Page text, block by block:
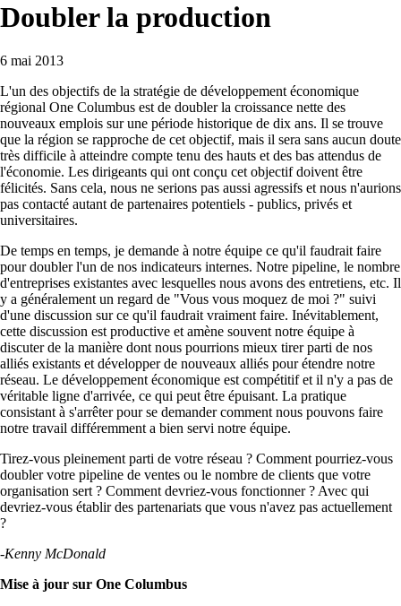
Doubler la production
6 mai 2013
L'un des objectifs de la stratégie de développement économique
régional One Columbus est de doubler la croissance nette des
nouveaux emplois sur une période historique de dix ans. Il se trouve
que la région se rapproche de cet objectif, mais il sera sans aucun doute
très difficile à atteindre compte tenu des hauts et des bas attendus de
l'économie. Les dirigeants qui ont conçu cet objectif doivent être
félicités. Sans cela, nous ne serions pas aussi agressifs et nous n'aurions
pas contacté autant de partenaires potentiels - publics, privés et
universitaires.
De temps en temps, je demande à notre équipe ce qu'il faudrait faire
pour doubler l'un de nos indicateurs internes. Notre pipeline, le nombre
d'entreprises existantes avec lesquelles nous avons des entretiens, etc. Il
y a généralement un regard de "Vous vous moquez de moi ?" suivi
d'une discussion sur ce qu'il faudrait vraiment faire. Inévitablement,
cette discussion est productive et amène souvent notre équipe à
discuter de la manière dont nous pourrions mieux tirer parti de nos
alliés existants et développer de nouveaux alliés pour étendre notre
réseau. Le développement économique est compétitif et il n'y a pas de
véritable ligne d'arrivée, ce qui peut être épuisant. La pratique
consistant à s'arrêter pour se demander comment nous pouvons faire
notre travail différemment a bien servi notre équipe.
Tirez-vous pleinement parti de votre réseau ? Comment pourriez-vous
doubler votre pipeline de ventes ou le nombre de clients que votre
organisation sert ? Comment devriez-vous fonctionner ? Avec qui
devriez-vous établir des partenariats que vous n'avez pas actuellement
?
-Kenny McDonald
Mise à jour sur One Columbus